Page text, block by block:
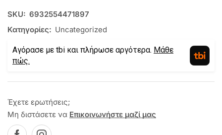
SKU: 6932554471897
Κατηγορίες: Uncategorized
Αγόρασε με tbi και πλήρωσε αργότερα. Μάθε
πώς.
Έχετε ερωτήσεις;
Μη διστάσετε να Επικοινωνήστε μαζί μας